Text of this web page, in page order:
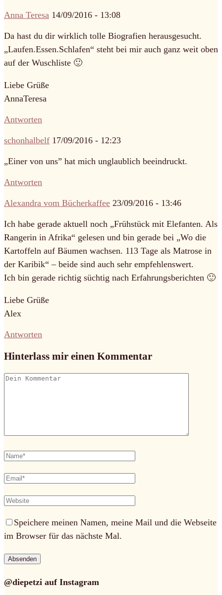
Anna Teresa 14/09/2016 - 13:08
Da hast du dir wirklich tolle Biografien herausgesucht.
„Laufen.Essen.Schlafen“ steht bei mir auch ganz weit oben
auf der Wuschliste 🙂
Liebe Grüße
AnnaTeresa
Antworten
schonhalbelf 17/09/2016 - 12:23
„Einer von uns” hat mich unglaublich beeindruckt.
Antworten
Alexandra vom Bücherkaffee 23/09/2016 - 13:46
Ich habe gerade aktuell noch „Frühstück mit Elefanten. Als
Rangerin in Afrika“ gelesen und bin gerade bei „Wo die
Kartoffeln auf Bäumen wachsen. 113 Tage als Matrose in
der Karibik“ – beide sind auch sehr empfehlenswert.
Ich bin gerade richtig süchtig nach Erfahrungsberichten 🙂
Liebe Grüße
Alex
Antworten
Hinterlass mir einen Kommentar
Speichere meinen Namen, meine Mail und die Webseite
im Browser für das nächste Mal.
@diepetzi auf Instagram